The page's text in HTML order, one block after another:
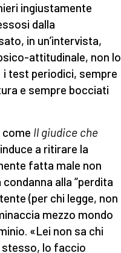
ingiustamente
dalla
in un’intervista,
attitudinale, non lo
test periodici, sempre
e sempre bocciati
come Il giudice che
a ritirare la
fatta male non
alla “perdita
(per chi legge, non
mezzo mondo
«Lei non sa chi
stesso, lo faccio